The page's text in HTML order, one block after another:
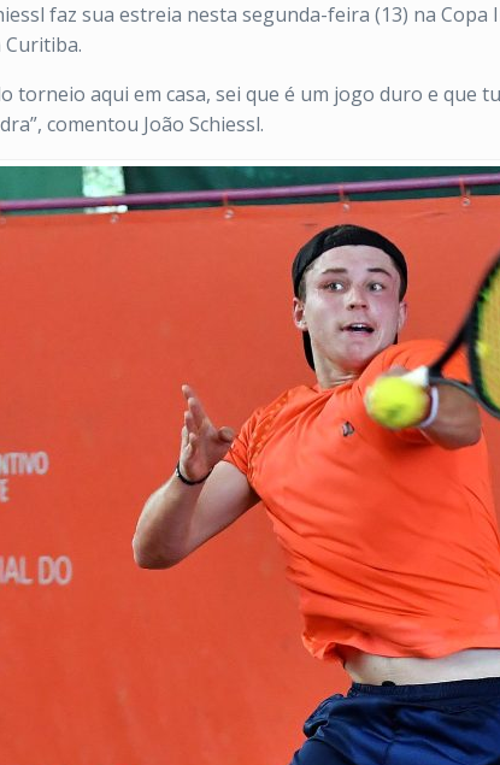
faz sua estreia nesta segunda-feira (13) na
Curitiba.
torneio aqui em casa, sei que é um jogo duro e que
comentou João Schiessl.